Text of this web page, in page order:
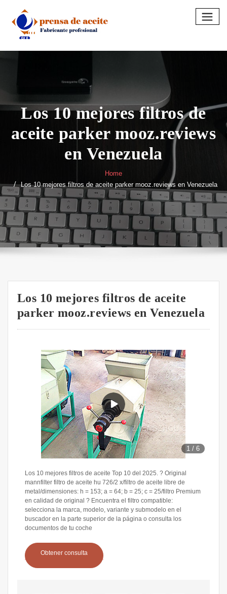
content
Los 10 mejores filtros de
aceite parker mooz.reviews
en Venezuela
Home
Los 10 mejores filtros de aceite parker mooz.reviews en Venezuela
Los 10 mejores filtros de aceite
parker mooz.reviews en Venezuela
1 /6
Los 10 mejores filtros de aceite Top 10 del 2025. ? Original
mannfilter filtro de aceite hu 726/2 x/filtro de aceite libre de
metal/dimensiones: h = 153; a = 64; b = 25; c = 25/filtro Premium
en calidad de original ? Encuentra el filtro compatible:
selecciona la marca, modelo, variante y submodelo en el
buscador en la parte superior de la página o consulta los
documentos de tu coche
Obtener consulta